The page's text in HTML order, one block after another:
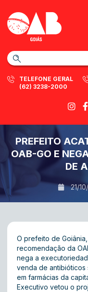
TELEFONE GERAL
(62) 3238-2000
PREFEITO
OAB-GO E
DE
21/
O prefeito de
recomendação da
nega a
venda de antibióticos
em farmácias da
Executivo vetou o